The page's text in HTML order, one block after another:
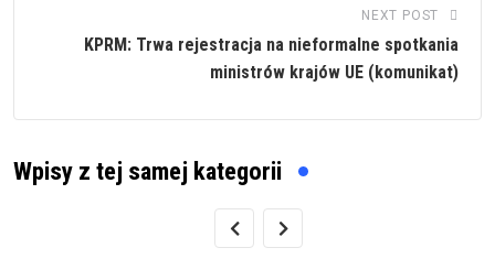
NEXT POST
KPRM: Trwa rejestracja na nieformalne spotkania
ministrów krajów UE (komunikat)
Wpisy z tej samej kategorii